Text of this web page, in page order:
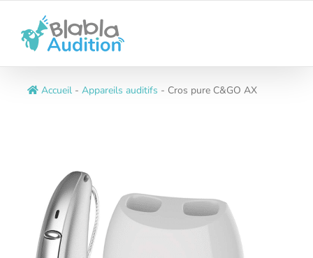
contenu
Accueil - Appareils auditifs - Cros pure C&GO AX